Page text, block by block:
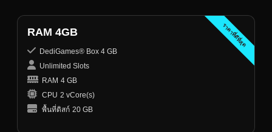
ราคาที่ดีที่สุด
RAM 4GB
DediGames® Box 4 GB
Unlimited Slots
RAM 4 GB
CPU 2 vCore(s)
พื้นที่ดิสก์ 20 GB